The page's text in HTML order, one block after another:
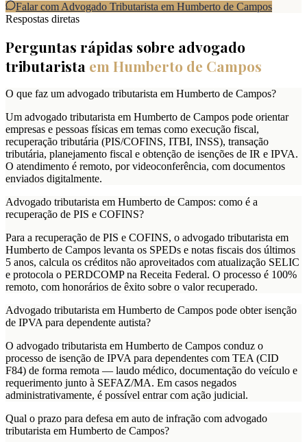
Falar com Advogado Tributarista em Humberto de Campos
Respostas diretas
Perguntas rápidas sobre advogado
tributarista em Humberto de Campos
O que faz um advogado tributarista em Humberto de Campos?
Um advogado tributarista em Humberto de Campos pode orientar
empresas e pessoas físicas em temas como execução fiscal,
recuperação tributária (PIS/COFINS, ITBI, INSS), transação
tributária, planejamento fiscal e obtenção de isenções de IR e IPVA.
O atendimento é remoto, por videoconferência, com documentos
enviados digitalmente.
Advogado tributarista em Humberto de Campos: como é a
recuperação de PIS e COFINS?
Para a recuperação de PIS e COFINS, o advogado tributarista em
Humberto de Campos levanta os SPEDs e notas fiscais dos últimos
5 anos, calcula os créditos não aproveitados com atualização SELIC
e protocola o PERDCOMP na Receita Federal. O processo é 100%
remoto, com honorários de êxito sobre o valor recuperado.
Advogado tributarista em Humberto de Campos pode obter isenção
de IPVA para dependente autista?
O advogado tributarista em Humberto de Campos conduz o
processo de isenção de IPVA para dependentes com TEA (CID
F84) de forma remota — laudo médico, documentação do veículo e
requerimento junto à SEFAZ/MA. Em casos negados
administrativamente, é possível entrar com ação judicial.
Qual o prazo para defesa em auto de infração com advogado
tributarista em Humberto de Campos?